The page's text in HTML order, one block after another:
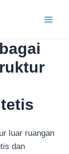
luar ruangan
dan